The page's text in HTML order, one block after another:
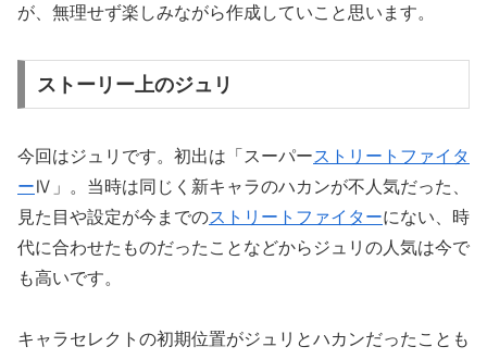
が、無理せず楽しみながら作成していこと思います。
ストーリー上のジュリ
今回はジュリです。初出は「スーパーストリートファイタ
ーⅣ」。当時は同じく新キャラのハカンが不人気だった、
見た目や設定が今までのストリートファイターにない、時
代に合わせたものだったことなどからジュリの人気は今で
も高いです。
キャラセレクトの初期位置がジュリとハカンだったことも